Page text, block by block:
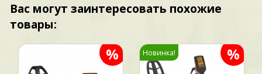
Вас могут заинтересовать похожие
товары:
% %
Новинка!